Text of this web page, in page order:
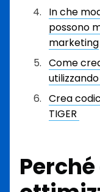
In che
possono
marketing
Come
Crea
TIGER